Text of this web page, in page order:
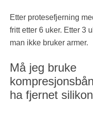
Etter protesefjerning
fritt etter 6 uker. Etter 3
man ikke bruker armer.
Må jeg bruke
ha fjernet